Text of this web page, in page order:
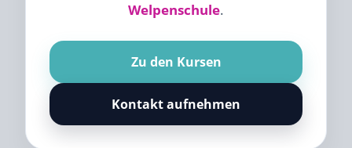
Welpenschule.
Zu den Kursen
Kontakt aufnehmen